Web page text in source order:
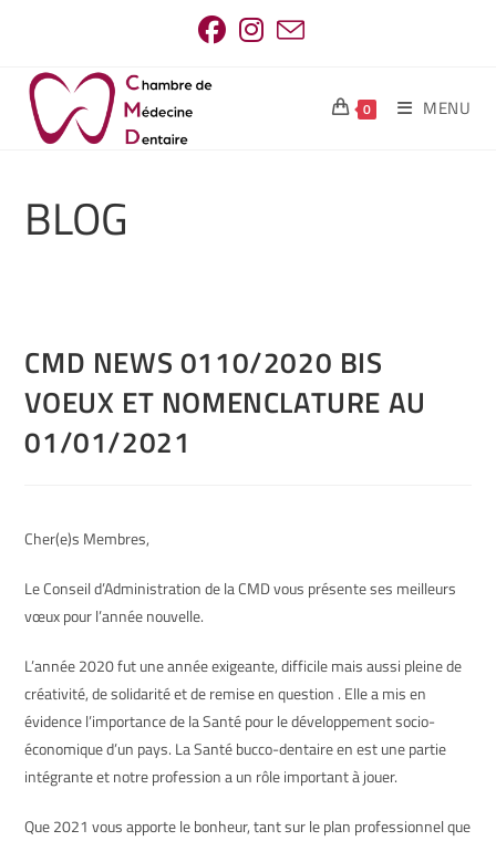
0 MENU
BLOG
CMD NEWS 0110/2020 BIS
VOEUX ET NOMENCLATURE AU
01/01/2021
Cher(e)s Membres,
Le Conseil d’Administration de la CMD vous présente ses meilleurs
vœux pour l’année nouvelle.
L’année 2020 fut une année exigeante, difficile mais aussi pleine de
créativité, de solidarité et de remise en question . Elle a mis en
évidence l’importance de la Santé pour le développement socio-
économique d’un pays. La Santé bucco-dentaire en est une partie
intégrante et notre profession a un rôle important à jouer.
Que 2021 vous apporte le bonheur, tant sur le plan professionnel que